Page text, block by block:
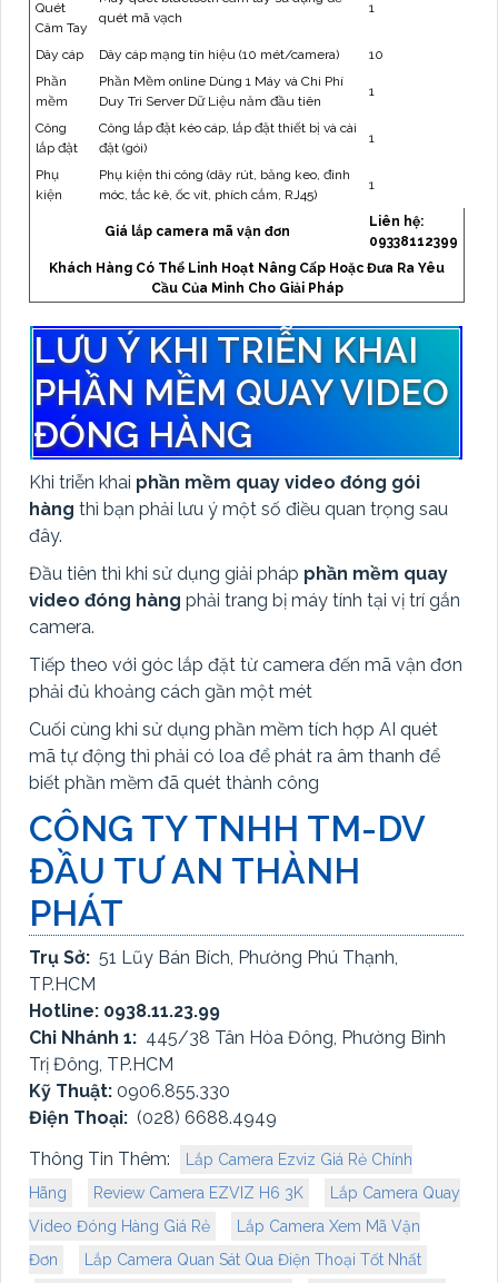
Quét
Câm Tay
quét mã vạch
1
Dây cáp Dây cáp mạng tín hiệu (10 mét/camera)
10
Phần
mềm
Phần Mềm online Dùng 1 Máy và Chi Phí
Duy Trì Server Dữ Liệu năm đầu tiên
1
Công
lắp đặt
Công lắp đặt kéo cáp, lắp đặt thiết bị và cài
đặt (gói)
1
Phụ
kiện
Phụ kiện thi công (dây rút, băng keo, đinh
móc, tắc kê, ốc vít, phích cắm, RJ45)
1
Giá lắp camera mã vận đơn
Liên hệ:
09338112399
Khách Hàng Có Thể Linh Hoạt Nâng Cấp Hoặc Đưa Ra Yêu
Cầu Của Mình Cho Giải Pháp
LƯU Ý KHI TRIỄN KHAI
PHẦN MỀM QUAY VIDEO
ĐÓNG HÀNG
Khi triễn khai phần mềm quay video đóng gói
hàng thì bạn phải lưu ý một số điều quan trọng sau
đây.
Đầu tiên thì khi sử dụng giải pháp phần mềm quay
video đóng hàng phải trang bị máy tính tại vị trí gắn
camera.
Tiếp theo với góc lắp đặt từ camera đến mã vận đơn
phải đủ khoảng cách gần một mét
Cuối cùng khi sử dụng phần mềm tích hợp AI quét
mã tự động thì phải có loa để phát ra âm thanh để
biết phần mềm đã quét thành công
CÔNG TY TNHH TM-DV
ĐẦU TƯ AN THÀNH
PHÁT
Trụ Sở: 51 Lũy Bán Bích, Phường Phú Thạnh,
TP.HCM
Hotline: 0938.11.23.99
Chi Nhánh 1: 445/38 Tân Hòa Đông, Phường Bình
Trị Đông, TP.HCM
Kỹ Thuật: 0906.855.330
Điện Thoại: (028) 6688.4949
Thông Tin Thêm:
Lắp Camera Ezviz Giá Rẻ Chính
Hãng
Review Camera EZVIZ H6 3K
Lắp Camera Quay
Video Đóng Hàng Giá Rẻ
Lắp Camera Xem Mã Vận
Đơn
Lắp Camera Quan Sát Qua Điện Thoại Tốt Nhất